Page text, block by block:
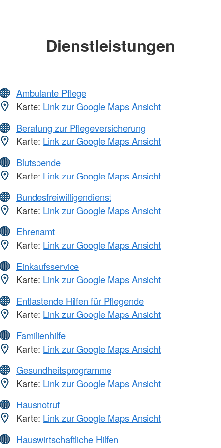
Dienstleistungen
Ambulante Pflege
Karte: Link zur Google Maps Ansicht
Beratung zur Pflegeversicherung
Karte: Link zur Google Maps Ansicht
Blutspende
Karte: Link zur Google Maps Ansicht
Bundesfreiwilligendienst
Karte: Link zur Google Maps Ansicht
Ehrenamt
Karte: Link zur Google Maps Ansicht
Einkaufsservice
Karte: Link zur Google Maps Ansicht
Entlastende Hilfen für Pflegende
Karte: Link zur Google Maps Ansicht
Familienhilfe
Karte: Link zur Google Maps Ansicht
Gesundheitsprogramme
Karte: Link zur Google Maps Ansicht
Hausnotruf
Karte: Link zur Google Maps Ansicht
Hauswirtschaftliche Hilfen